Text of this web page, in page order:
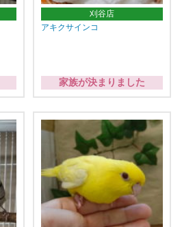
刈谷店
アキクサインコ
家族が決まりました